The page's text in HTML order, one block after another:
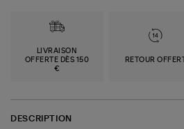
LIVRAISON
OFFERTE DÈS 150
€
RETOUR OFFERT
DESCRIPTION